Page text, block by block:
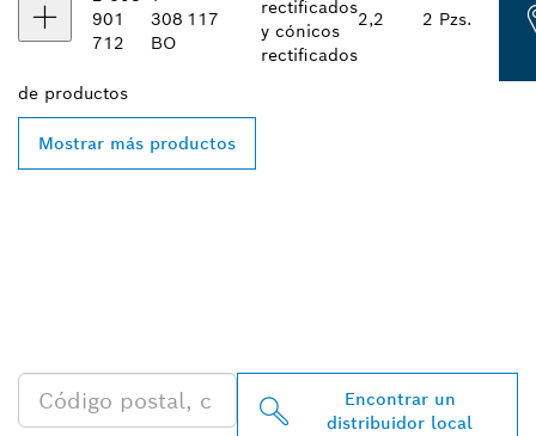
901
712
308
BO
117
rectificados
y cónicos
rectificados
2,2 2 Pzs.
de productos
Mostrar más productos
Encontrar un
distribuidor local